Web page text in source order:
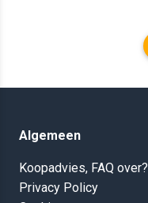
Algemeen
Koopadvies, FAQ over?
Privacy Policy